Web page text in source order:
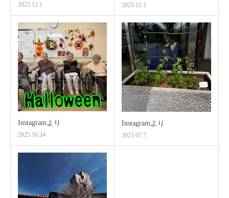
2025.12.1 2025.11.1
Instagramより
2025.10.24
Instagramより
2025.07.7